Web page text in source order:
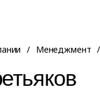
/ Менеджмент /